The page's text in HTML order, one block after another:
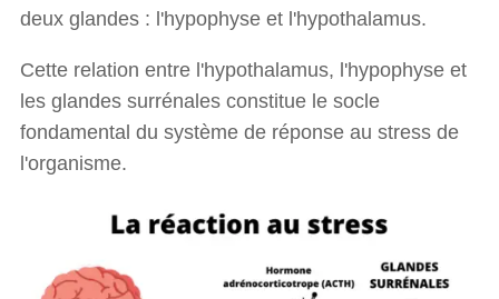
deux glandes : l'hypophyse et l'hypothalamus.
Cette relation entre l'hypothalamus, l'hypophyse et
les glandes surrénales constitue le socle
fondamental du système de réponse au stress de
l'organisme.